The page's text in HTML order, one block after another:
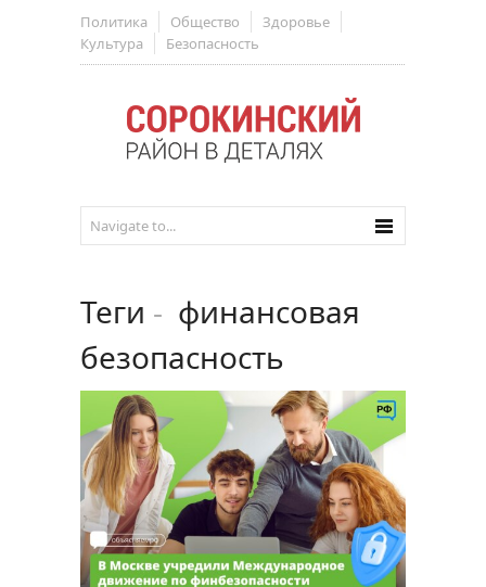
Политика Общество
Здоровье
Культура
Безопасность
Теги - финансовая
безопасность